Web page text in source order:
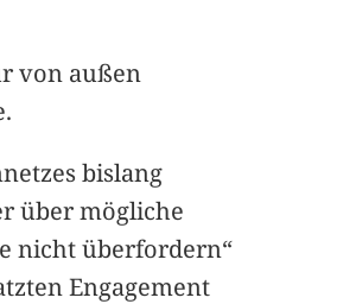
von außen
bislang
über mögliche
nicht überfordern“
Engagement